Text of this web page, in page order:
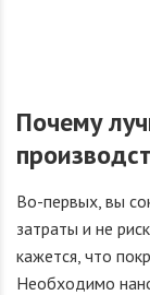
Почему
Во-первых, вы
затраты и не
кажется, что
Необходимо